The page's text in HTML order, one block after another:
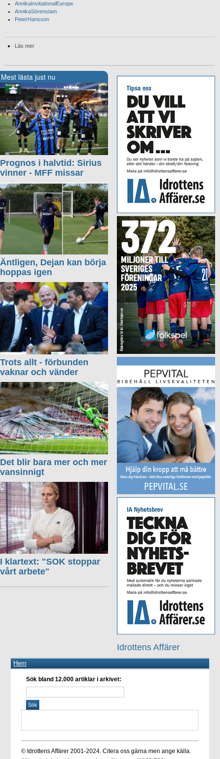
AnnikaInvitationalEurope
AnnikaSörenstam
PeterHansson
Läs mer
Idrottens Affärer
Mest lästa just nu
Prognos i halvtid: Sirius
vinner - MFF missar
Äntligen, Dejan kan börja
hoppas igen
Trots allt - förbunden
vaknar och vänder
Det blir bara mer och mer
vansinnigt
I klartext: "SOK stoppar
vårt arbete"
Hem
Sök bland 12.000 artiklar i arkivet:
© Idrottens Affärer 2001-2024. Citera oss gärna men ange källa.